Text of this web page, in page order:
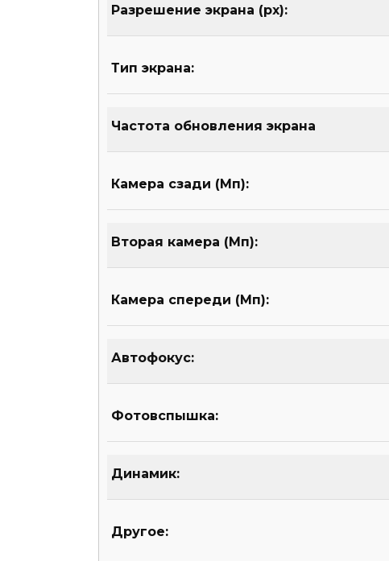
Разрешение экрана (px):
Тип экрана:
Частота обновления экрана
Камера сзади (Мп):
Вторая камера (Мп):
Камера спереди (Мп):
Автофокус:
Фотовспышка:
Динамик:
Другое: